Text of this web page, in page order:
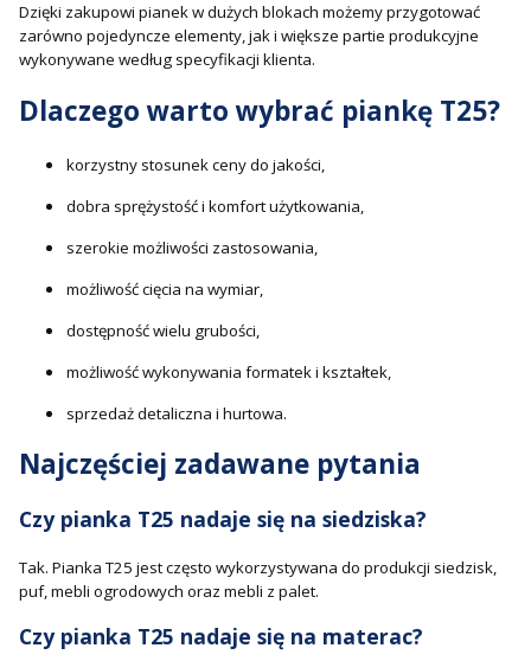
Dzięki zakupowi pianek w dużych blokach możemy przygotować
zarówno pojedyncze elementy, jak i większe partie produkcyjne
wykonywane według specyfikacji klienta.
Dlaczego warto wybrać piankę T25?
korzystny stosunek ceny do jakości,
dobra sprężystość i komfort użytkowania,
szerokie możliwości zastosowania,
możliwość cięcia na wymiar,
dostępność wielu grubości,
możliwość wykonywania formatek i kształtek,
sprzedaż detaliczna i hurtowa.
Najczęściej zadawane pytania
Czy pianka T25 nadaje się na siedziska?
Tak. Pianka T25 jest często wykorzystywana do produkcji siedzisk,
puf, mebli ogrodowych oraz mebli z palet.
Czy pianka T25 nadaje się na materac?